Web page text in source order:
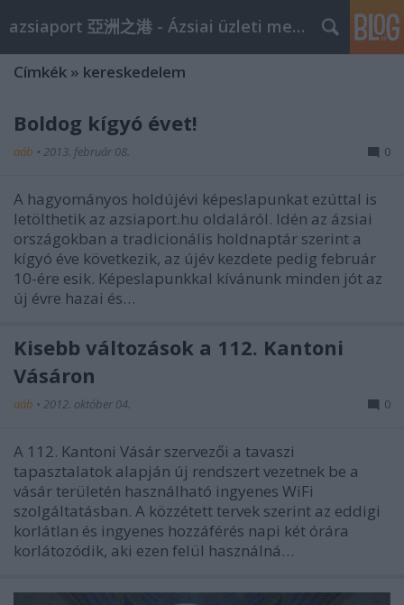
azsiaport 亞洲之港 - Ázsiai üzleti megoldások
Címkék » kereskedelem
Boldog kígyó évet!
aáb • 2013. február 08. 0
A hagyományos holdújévi képeslapunkat ezúttal is
letölthetik az azsiaport.hu oldaláról. Idén az ázsiai
országokban a tradicionális holdnaptár szerint a
kígyó éve következik, az újév kezdete pedig február
10-ére esik. Képeslapunkkal kívánunk minden jót az
új évre hazai és…
Kisebb változások a 112. Kantoni
Vásáron
aáb • 2012. október 04. 0
A 112. Kantoni Vásár szervezői a tavaszi
tapasztalatok alapján új rendszert vezetnek be a
vásár területén használható ingyenes WiFi
szolgáltatásban. A közzétett tervek szerint az eddigi
korlátlan és ingyenes hozzáférés napi két órára
korlátozódik, aki ezen felül használná…